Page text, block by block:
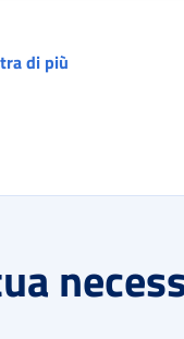
di più